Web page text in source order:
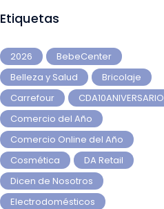
Etiquetas
2026
BebeCenter
Belleza y Salud
Bricolaje
Carrefour
CDA10ANIVERSARIO
Comercio del Año
Comercio Online del Año
Cosmética
DA Retail
Dicen de Nosotros
Electrodomésticos